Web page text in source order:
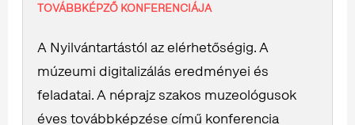
TOVÁBBKÉPZŐ KONFERENCIÁJA
A Nyilvántartástól az elérhetőségig. A
múzeumi digitalizálás eredményei és
feladatai. A néprajz szakos muzeológusok
éves továbbképzése című konferencia